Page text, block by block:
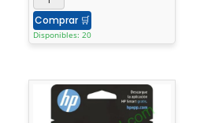
Comprar 🛒
Disponibles: 20